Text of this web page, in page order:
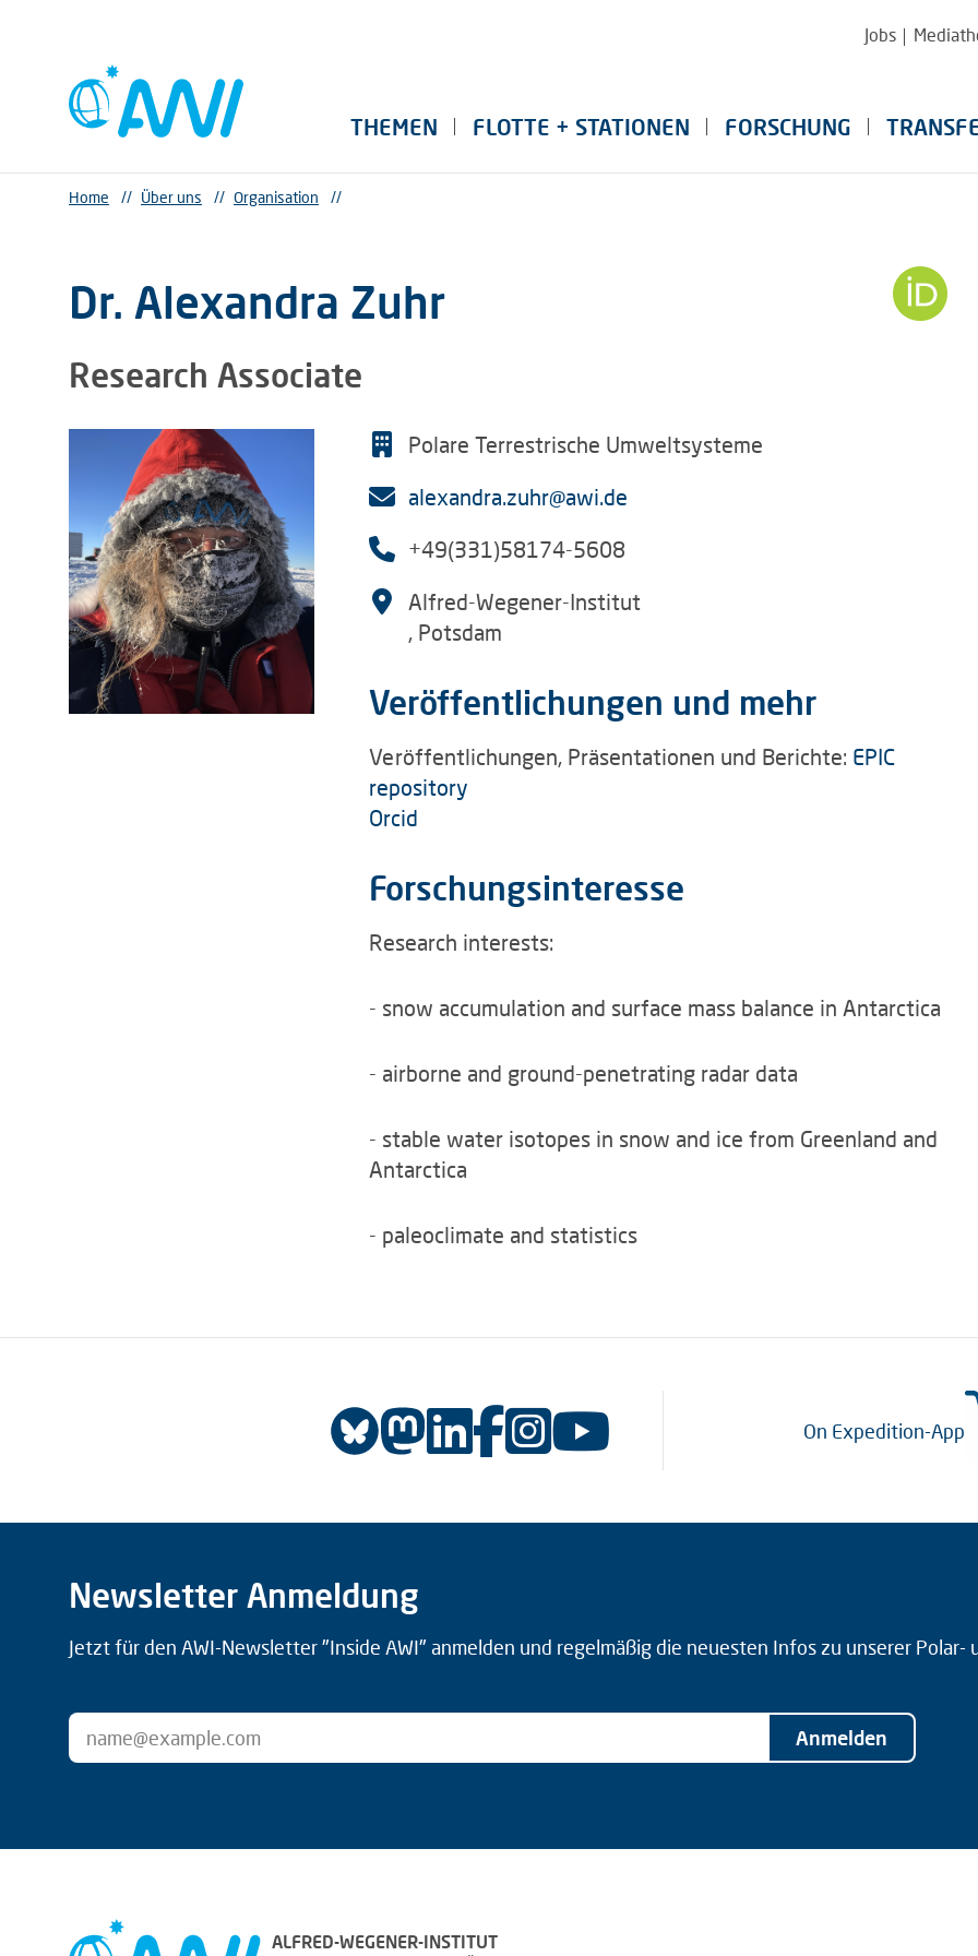
Jobs
THEMEN FLOTTE + STATIONEN FORSCHUNG
Home // Über uns // Organisation //
Dr. Alexandra Zuhr
Research Associate
Polare Terrestrische Umweltsysteme
alexandra.zuhr@awi.de
+49(331)58174-5608
Alfred-Wegener-Institut
, Potsdam
Veröffentlichungen und mehr
Veröffentlichungen, Präsentationen und Berichte: EPIC
repository
Orcid
Forschungsinteresse
Research interests:
- snow accumulation and surface mass balance in Antarctica
- airborne and ground-penetrating radar data
- stable water isotopes in snow and ice from Greenland and
Antarctica
- paleoclimate and statistics
On Expedition-App
Newsletter Anmeldung
Jetzt für den AWI-Newsletter "Inside AWI" anmelden und regelmäßig die neuesten Infos zu unserer Polar-
Anmelden
ALFRED-WEGENER-INSTITUT